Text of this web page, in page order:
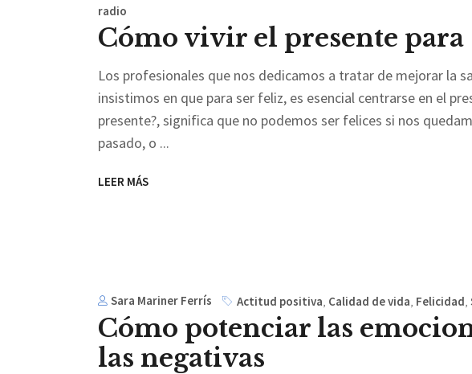
radio
Cómo vivir el presente para
Los profesionales que nos dedicamos a tratar de mejorar la
insistimos en que para ser feliz, es esencial centrarse en el
presente?, significa que no podemos ser felices si nos
pasado, o
LEER MÁS
Sara Mariner Ferrís Actitud positiva, Calidad de vida, Felicidad,
Cómo potenciar las
las negativas